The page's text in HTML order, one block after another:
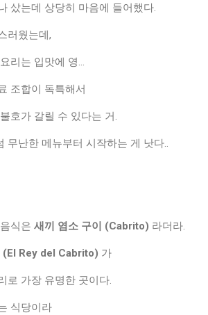
샀는데 상당히 마음에 들어했다.
러웠는데,
리는 입맛에 영...
조합이 독특해서
호가 갈릴 수 있다는 거.
무난한 메뉴부터 시작하는 게 낫다..
식은 새끼 염소 구이 (Cabrito) 라더라.
(El Rey del Cabrito) 가
로 가장 유명한 곳이다.
식당이라